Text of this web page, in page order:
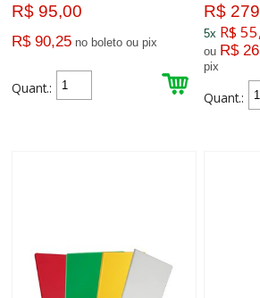
R$ 95,00
R$ 90,25 no boleto ou pix
Quant.:
R$
5x R$
ou R$
pix
Quant.: